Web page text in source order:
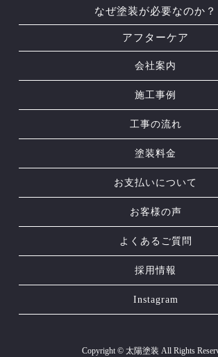
なぜ塗装が必要なのか？
アフターケア
会社案内
施工事例
工事の流れ
塗装料金
お支払いについて
お客様の声
よくあるご質問
採用情報
Instagram
Copyright © 太陽塗装 All Rights